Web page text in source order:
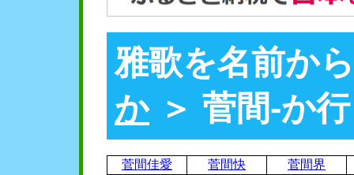
雅歌を名前か
か＞ 菅間-か
菅間佳愛 菅間快
菅間界